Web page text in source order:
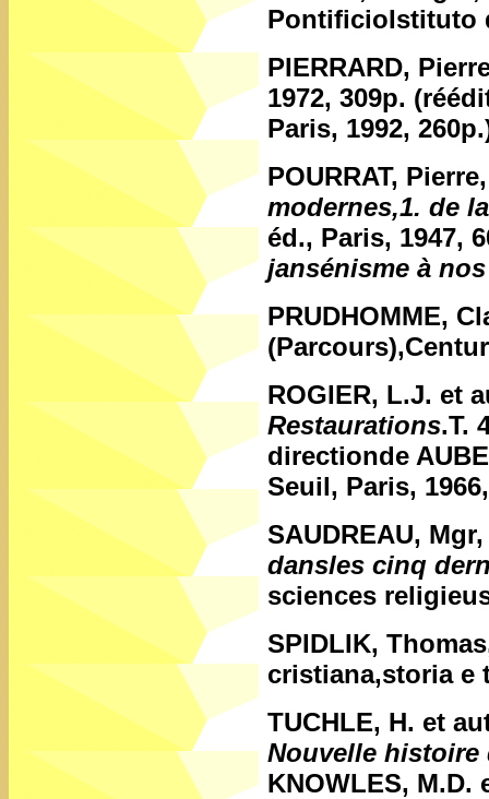
PontificioIstituto
PIERRARD,
1972, 309p.
Paris, 1992,
POURRAT,
modernes,1. de
éd., Paris, 1947,
jansénisme à
PRUDHOMME,
ROGIER, L.J. et
Restaurations.T.
directionde
Seuil, Paris,
SAUDREAU,
dansles cinq
sciences
SPIDLIK,
cristiana,storia e
TUCHLE, H. et
Nouvelle histoire
KNOWLES, M.D.